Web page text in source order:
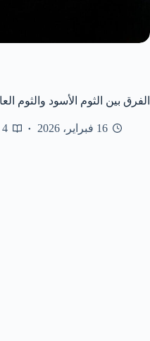
الفرق بين الثوم الأسود والثوم
16 فبراير، 2026 4 mins